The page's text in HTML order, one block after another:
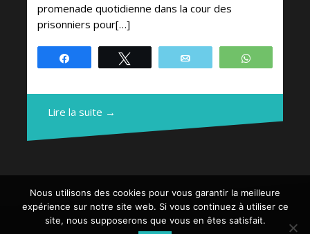
promenade quotidienne dans la cour des
prisonniers pour[…]
Lire la suite →
Nous utilisons des cookies pour vous garantir la meilleure
expérience sur notre site web. Si vous continuez à utiliser ce
site, nous supposerons que vous en êtes satisfait.